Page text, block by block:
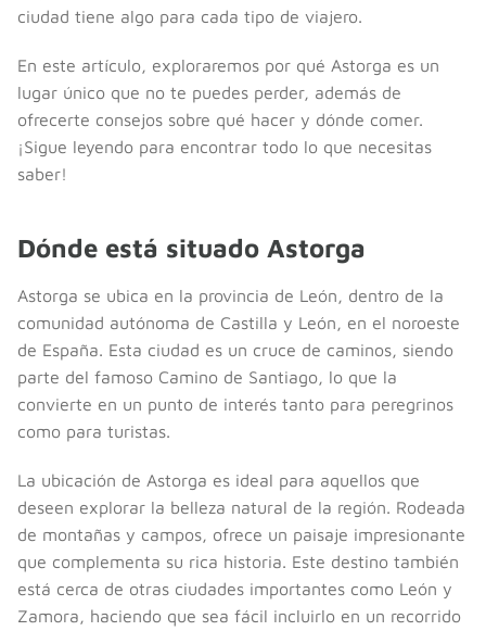
ciudad tiene algo para cada tipo de viajero.
En este artículo, exploraremos por qué Astorga es un
lugar único que no te puedes perder, además de
ofrecerte consejos sobre qué hacer y dónde comer.
¡Sigue leyendo para encontrar todo lo que necesitas
saber!
Dónde está situado Astorga
Astorga se ubica en la provincia de León, dentro de la
comunidad autónoma de Castilla y León, en el noroeste
de España. Esta ciudad es un cruce de caminos, siendo
parte del famoso Camino de Santiago, lo que la
convierte en un punto de interés tanto para peregrinos
como para turistas.
La ubicación de Astorga es ideal para aquellos que
deseen explorar la belleza natural de la región. Rodeada
de montañas y campos, ofrece un paisaje impresionante
que complementa su rica historia. Este destino también
está cerca de otras ciudades importantes como León y
Zamora, haciendo que sea fácil incluirlo en un recorrido